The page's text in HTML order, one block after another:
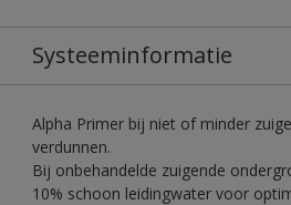
Systeeminformatie
Alpha Primer bij niet of minder
verdunnen.
Bij onbehandelde zuigende
10% schoon leidingwater voor